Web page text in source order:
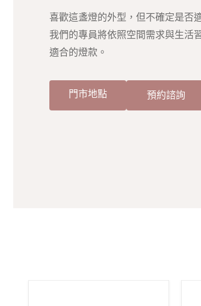
喜歡這盞燈的外型，但不確定是否
我們的專員將依照空間需求與生活
適合的燈款。
門市地點 預約諮詢